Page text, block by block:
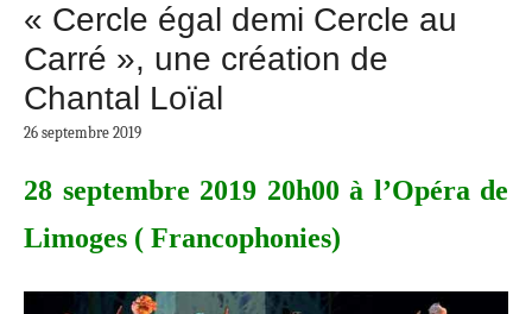
« Cercle égal demi Cercle au
Carré », une création de
Chantal Loïal
26 septembre 2019
28 septembre 2019 20h00 à l’Opéra de
Limoges ( Francophonies)